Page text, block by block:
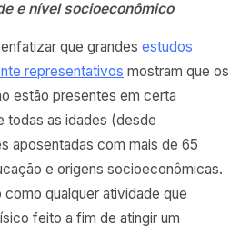
e nível socioeconômico
que grandes estudos
representativos mostram que os
estão presentes em certa
todas as idades (desde
aposentadas com mais de 65
e origens socioeconômicas.
qualquer atividade que
feito a fim de atingir um